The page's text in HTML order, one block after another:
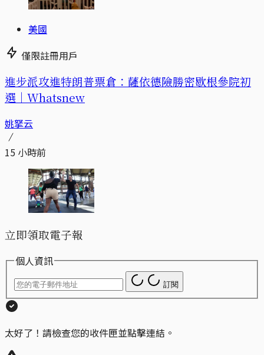
美國
僅限註冊用戶
進步派攻進特朗普票倉：薩依德險勝密歇根參院初
選｜Whatsnew
姚拏云
15 小時前
立即領取電子報
個人資訊
訂閱
太好了！請檢查您的收件匣並點擊連結。